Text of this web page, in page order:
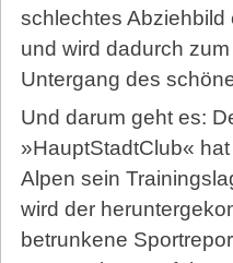
schlechtes
und wird dadurch
Untergang des
Und darum geht es:
»HauptStadtClub«
Alpen sein
wird der
betrunkene